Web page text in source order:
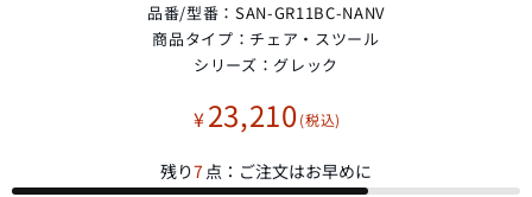
品番/型番：SAN-GR11BC-NANV
商品タイプ： チェア・スツール
シリーズ： グレック
¥23,210
残り7 点：ご注文はお早めに